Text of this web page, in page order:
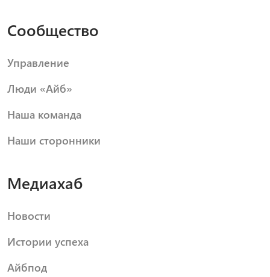
Сообщество
Управление
Люди «Айб»
Наша команда
Наши сторонники
Медиахаб
Новости
Истории успеха
Айбпод